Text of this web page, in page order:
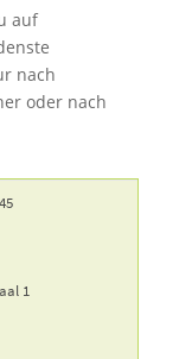
auf
nach
oder nach